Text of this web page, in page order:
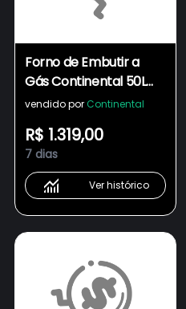
Forno de Embutir a
Gás Continental 50L
com TOPLimpaFácil
vendido por Continental
R$ 1.319,00
7 dias
Ver histórico